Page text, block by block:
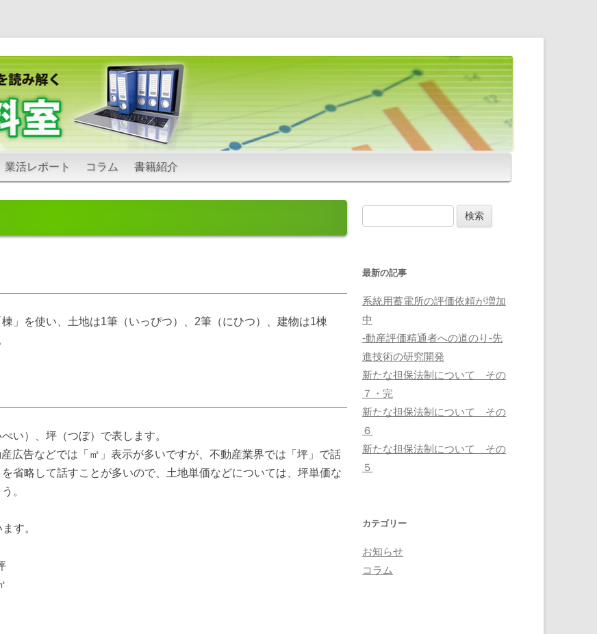
ン
テ
ツ
キ
業活レポート コラム 書籍紹介
」を使い、土地は1筆（いっぴつ）、2筆（にひつ）、建物は1棟
い）、坪（つぼ）で表します。
広告などでは「㎡」表示が多いですが、不動産業界では「坪」で話
省略して話すことが多いので、土地単価などについては、坪単価な
。
す。
検
索
最新の記事
系統用蓄電所の評価依頼が増加
中
-動産評価精通者への道のり-先
進技術の研究開発
新たな担保法制について その
７・完
新たな担保法制について その
６
新たな担保法制について その
５
カテゴリー
お知らせ
コラム